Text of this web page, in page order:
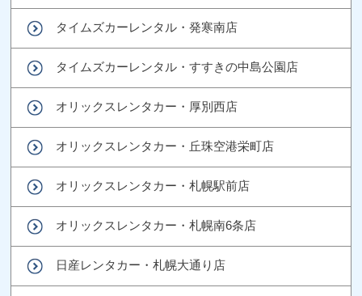
タイムズカーレンタル・発寒南店
タイムズカーレンタル・すすきの中島公園店
オリックスレンタカー・厚別西店
オリックスレンタカー・丘珠空港栄町店
オリックスレンタカー・札幌駅前店
オリックスレンタカー・札幌南6条店
日産レンタカー・札幌大通り店